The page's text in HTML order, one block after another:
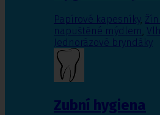
Papírové kapesníky,
napuštěné mýdlem,
Jednorázové bryndáky
Zubní hygiena